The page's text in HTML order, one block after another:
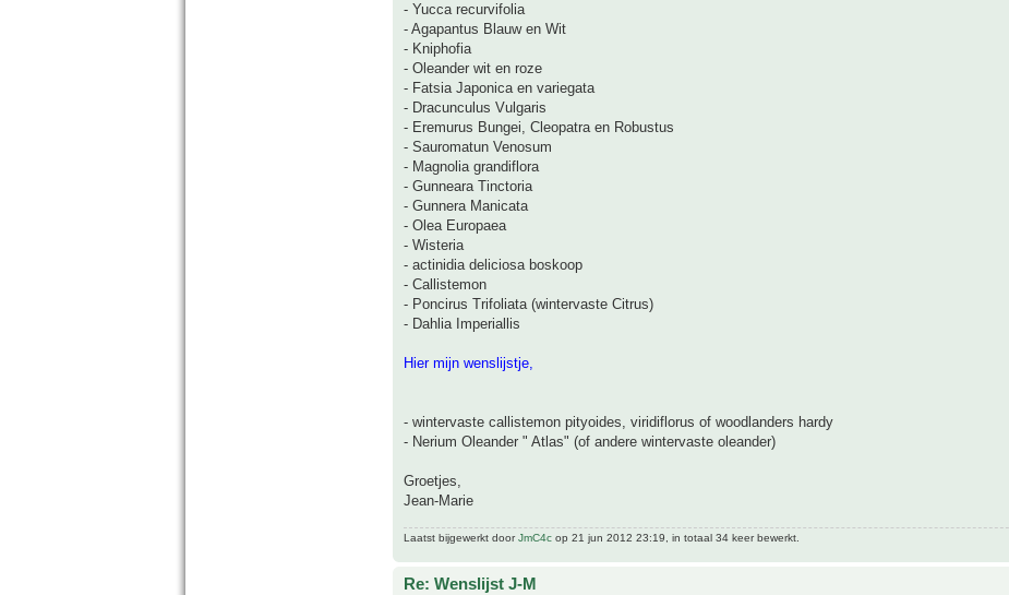
- Yucca recurvifolia
- Agapantus Blauw en Wit
- Kniphofia
- Oleander wit en roze
- Fatsia Japonica en variegata
- Dracunculus Vulgaris
- Eremurus Bungei, Cleopatra en Robustus
- Sauromatun Venosum
- Magnolia grandiflora
- Gunneara Tinctoria
- Gunnera Manicata
- Olea Europaea
- Wisteria
- actinidia deliciosa boskoop
- Callistemon
- Poncirus Trifoliata (wintervaste Citrus)
- Dahlia Imperiallis
Hier mijn wenslijstje,
- wintervaste callistemon pityoides, viridiflorus of woodlanders hardy
- Nerium Oleander " Atlas" (of andere wintervaste oleander)
Groetjes,
Jean-Marie
Laatst bijgewerkt doorJmC4c op 21 jun 2012 23:19, in totaal 34 keer bewerkt.
Re: Wenslijst J-M